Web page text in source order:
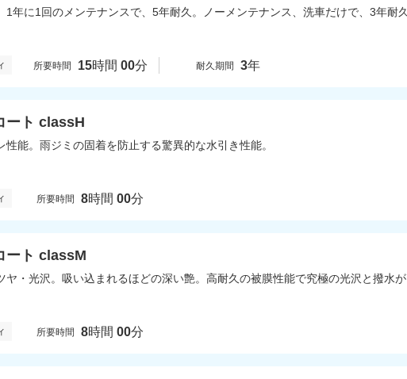
1年に1回のメンテナンスで、5年耐久。ノーメンテナンス、洗車だけで、3年耐久
所要時間 15時間 00分 耐久期間 3年
ート classH
性能。雨ジミの固着を防止する驚異的な水引き性能。
所要時間 8時間00分
ート classM
ヤ・光沢。吸い込まれるほどの深い艶。高耐久の被膜性能で究極の光沢と撥水が
所要時間 8時間00分